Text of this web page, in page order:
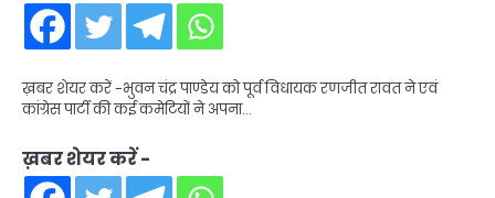
ख़बर शेयर करें -भुवन चंद्र पाण्डेय को पूर्व विधायक रणजीत रावत ने एवं
कांग्रेस पार्टी की कई कमेटियों ने अपना…
ख़बर शेयर करें -